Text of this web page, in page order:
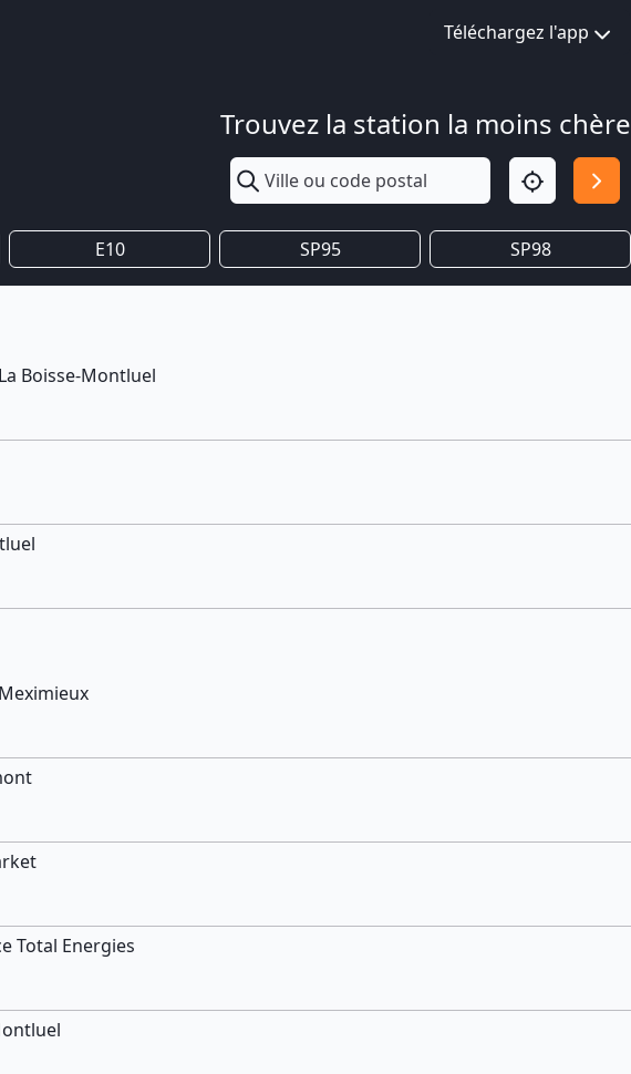
Téléchargez l'app
Trouvez la station la moins chère
E10 SP95 SP98
Boisse-Montluel
Total Energies